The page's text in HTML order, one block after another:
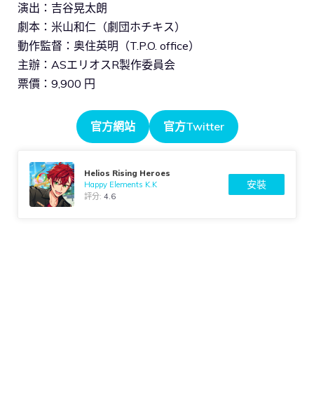
演出：吉谷晃太朗
劇本：米山和仁（劇団ホチキス）
動作監督：奥住英明（T.P.O. office）
主辦：ASエリオスR製作委員会
票價：9,900 円
官方網站 官方Twitter
Helios Rising Heroes
Happy Elements K.K
評分:4.6
安裝